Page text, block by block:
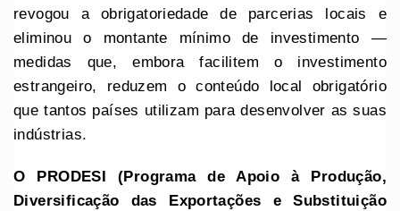
revogou a obrigatoriedade de parcerias locais e
eliminou o montante mínimo de investimento —
medidas que, embora facilitem o investimento
estrangeiro, reduzem o conteúdo local obrigatório
que tantos países utilizam para desenvolver as suas
indústrias.
O PRODESI (Programa de Apoio à Produção,
Diversificação das Exportações e Substituição